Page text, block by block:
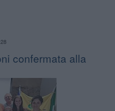
confermata alla